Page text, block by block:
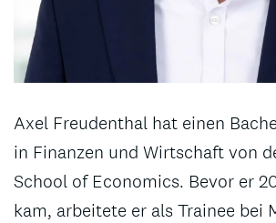
Axel Freudenthal hat einen
in Finanzen und Wirtschaft von
School of Economics. Bevor er
kam, arbeitete er als Trainee bei